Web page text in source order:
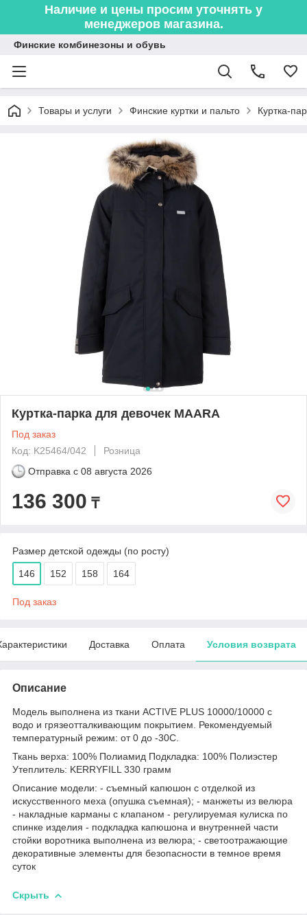
Наличие и цены просим уточнять у
менеджеров магазина.
Финские комбинезоны и обувь
Товары и услуги Финские куртки и пальто Куртка-
Куртка-парка для девочек MAARA
Под заказ
Код: K25464/042
Розница
Отправка с 08 августа 2026
136 300 ₸
Размер детской одежды (по росту)
146 152 158 164
Под заказ
Доставка Оплата Условия возврата
Описание
Модель выполнена из ткани ACTIVE PLUS 10000/10000 с
водо и грязеотталкивающим покрытием. Рекомендуемый
температурный режим: от 0 до -30С.
Ткань верха: 100% Полиамид Подкладка: 100% Полиэстер
Утеплитель: KERRYFILL 330 грамм
Описание модели: - съемный капюшон с отделкой из
искусственного меха (опушка съемная); - манжеты из велюра
- накладные карманы с клапаном - регулируемая кулиска по
спинке изделия - подкладка капюшона и внутренней части
стойки воротника выполнена из велюра; - светоотражающие
декоративные элементы для безопасности в темное время
суток
Скрыть